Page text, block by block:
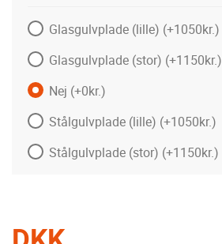
Glasgulvplade (lille) (+1050kr.)
Glasgulvplade (stor) (+1150kr.)
Nej (+0kr.)
Stålgulvplade (lille) (+1050kr.)
Stålgulvplade (stor) (+1150kr.)